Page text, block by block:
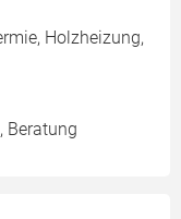
Holzheizung,
Beratung